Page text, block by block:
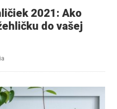
2021: Ako
do vašej